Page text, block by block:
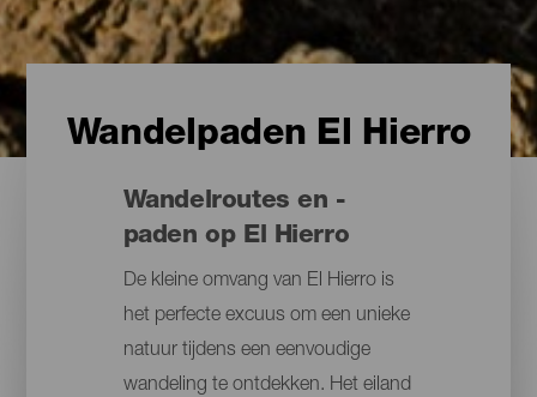
Wandelpaden El Hierro
Wandelroutes en -
paden op El Hierro
De kleine omvang van El Hierro is
het perfecte excuus om een unieke
natuur tijdens een eenvoudige
wandeling te ontdekken. Het eiland